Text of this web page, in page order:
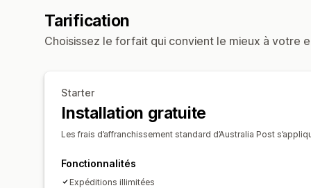
Tarification
Choisissez le forfait qui convient le mieux à votre
Starter
Installation gratuite
Les frais d’affranchissement standard d’Australia Post
Fonctionnalités
Expéditions illimitées